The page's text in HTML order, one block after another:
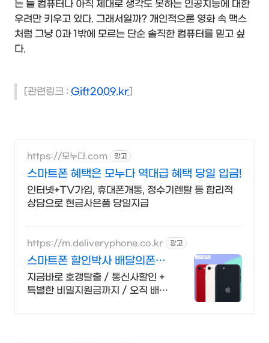
는 늘 컴퓨터나 아직 제대로 생각도 못하는 인공지능에 대한
우려만 키우고 있다. 그래서일까? 개인적으론 영화 속 맥스
처럼 그냥 0과 1밖에 모르는 단순 솔직한 컴퓨터를 믿고 싶
다.
[관련링크 : Gift2009.kr]
https://모누다.com 광고
스마트폰 혜택은 모누다 역대급 혜택 당일 입금!
인터넷+TV가입, 휴대폰개통, 정수기렌탈 등 합리적
상담으로 현금사은품 당일지급
https://m.deliveryphone.co.kr 광고
스마트폰 할인박사 배달의폰
Secret 비밀지원금!
지금바로 호갱탈출 / 통신사할인 +
특별한 비밀지원금까지 / 오직 배달